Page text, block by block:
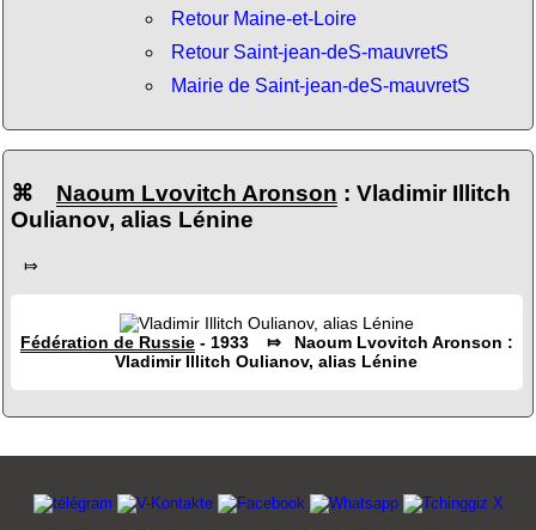
Retour Maine-et-Loire
Retour Saint-jean-deS-mauvretS
Mairie de Saint-jean-deS-mauvretS
⌘ Naoum Lvovitch Aronson : Vladimir Illitch
Oulianov, alias Lénine
⤇
Fédération de Russie- 1933 ⤇ Naoum Lvovitch Aronson :
Vladimir Illitch Oulianov, alias Lénine